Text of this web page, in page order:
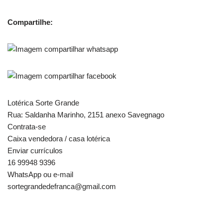
Compartilhe:
Lotérica Sorte Grande
Rua: Saldanha Marinho, 2151 anexo Savegnago
Contrata-se
Caixa vendedora / casa lotérica
Enviar currículos
16 99948 9396
WhatsApp ou e-mail
sortegrandedefranca@gmail.com